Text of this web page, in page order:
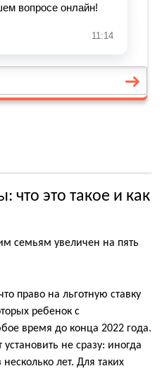
что это такое и как
семьям увеличен на пять
право на льготную ставку
ребенок с
время до конца 2022 года.
не сразу: иногда
лет. Для таких